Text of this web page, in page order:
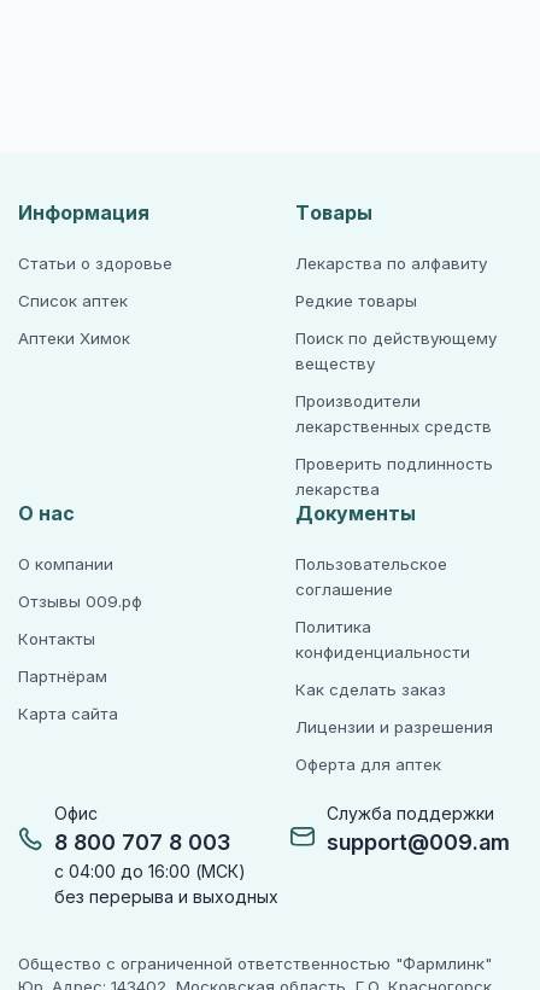
Офис
8 800 707 8 003
с 04:00 до 16:00 (МСК)
без перерыва и выходных
Служба поддержки
support@009.am
Информация
Статьи о здоровье
Список аптек
Аптеки Химок
Товары
Лекарства по алфавиту
Редкие товары
Поиск по действующему
веществу
Производители
лекарственных средств
Проверить подлинность
лекарства
О нас
О компании
Отзывы 009.рф
Контакты
Партнёрам
Карта сайта
Документы
Пользовательское
соглашение
Политика
конфиденциальности
Как сделать заказ
Лицензии и разрешения
Оферта для аптек
Общество с ограниченной ответственностью "Фармлинк"